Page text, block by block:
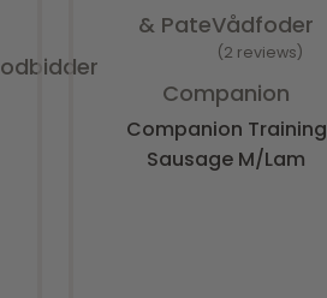
& PateVådfoder
2 reviews
Companion
Companion Training
Sausage M/Lam